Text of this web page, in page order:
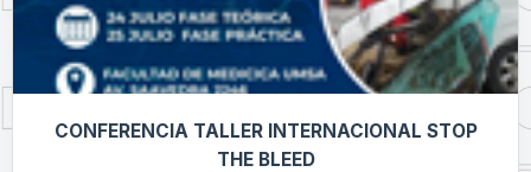
CONFERENCIA TALLER INTERNACIONAL STOP
THE BLEED